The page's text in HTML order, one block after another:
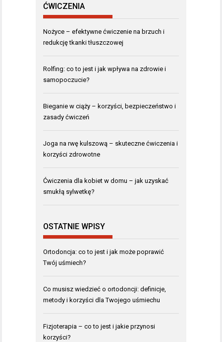
ĆWICZENIA
Nożyce – efektywne ćwiczenie na brzuch i
redukcję tkanki tłuszczowej
Rolfing: co to jest i jak wpływa na zdrowie i
samopoczucie?
Bieganie w ciąży – korzyści, bezpieczeństwo i
zasady ćwiczeń
Joga na rwę kulszową – skuteczne ćwiczenia i
korzyści zdrowotne
Ćwiczenia dla kobiet w domu – jak uzyskać
smukłą sylwetkę?
OSTATNIE WPISY
Ortodoncja: co to jest i jak może poprawić
Twój uśmiech?
Co musisz wiedzieć o ortodoncji: definicje,
metody i korzyści dla Twojego uśmiechu
Fizjoterapia – co to jest i jakie przynosi
korzyści?